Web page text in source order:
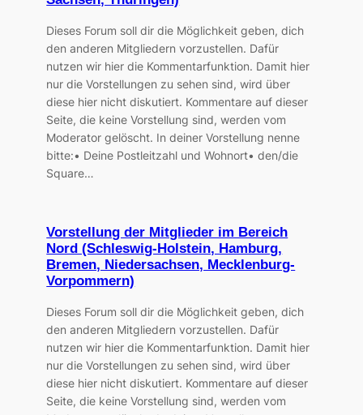
Dieses Forum soll dir die Möglichkeit geben, dich
den anderen Mitgliedern vorzustellen. Dafür
nutzen wir hier die Kommentarfunktion. Damit hier
nur die Vorstellungen zu sehen sind, wird über
diese hier nicht diskutiert. Kommentare auf dieser
Seite, die keine Vorstellung sind, werden vom
Moderator gelöscht. In deiner Vorstellung nenne
bitte:• Deine Postleitzahl und Wohnort• den/die
Square…
Vorstellung der Mitglieder im Bereich
Nord (Schleswig-Holstein, Hamburg,
Bremen, Niedersachsen, Mecklenburg-
Vorpommern)
Dieses Forum soll dir die Möglichkeit geben, dich
den anderen Mitgliedern vorzustellen. Dafür
nutzen wir hier die Kommentarfunktion. Damit hier
nur die Vorstellungen zu sehen sind, wird über
diese hier nicht diskutiert. Kommentare auf dieser
Seite, die keine Vorstellung sind, werden vom